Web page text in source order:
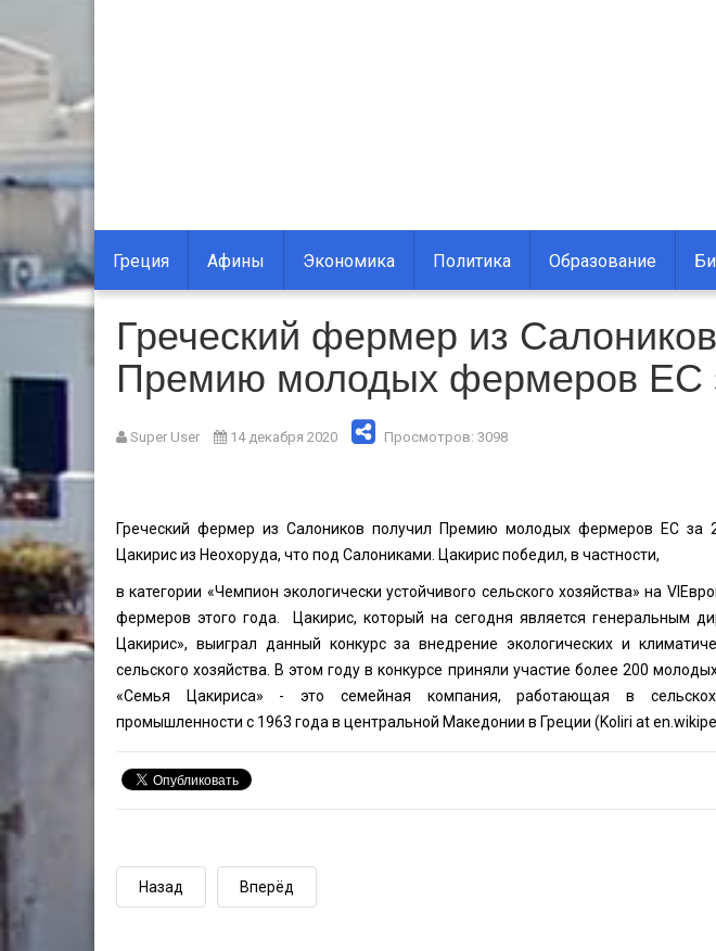
Греция Афины Экономика Политика Образование
Греческий фермер из
Премию молодых фермеров ЕС
Super User 14 декабря 2020 Просмотров: 3098
Греческий фермер из Салоников получил Премию молодых фермеров ЕС за
Цакирис из Неохоруда, что под Салониками. Цакирис победил, в частности,
в категории «Чемпион экологически устойчивого сельского хозяйства» на
фермеров этого года. Цакирис, который на сегодня является генеральным
Цакирис», выиграл данный конкурс за внедрение экологических и
сельского хозяйства. В этом году в конкурсе приняли участие более 200
«Семья Цакириса» - это семейная компания, работающая в
промышленности с 1963 года в центральной Македонии в Греции (Koliri at
Назад Вперёд